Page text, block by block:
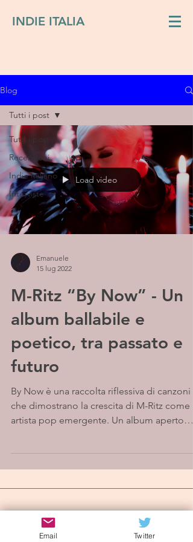
INDIE ITALIA
Blog
Tutti i post
Recensioni
Indie italiano
Interviste
Tutti i post
Load video
Emanuele
15 lug 2022
M-Ritz “By Now” - Un
album ballabile e
poetico, tra passato e
futuro
By Now è una raccolta riflessiva di canzoni
che dimostrano la crescita di M-Ritz come
artista pop emergente. Un album aperto
Iscriviti alla mailing list
Email Twitter